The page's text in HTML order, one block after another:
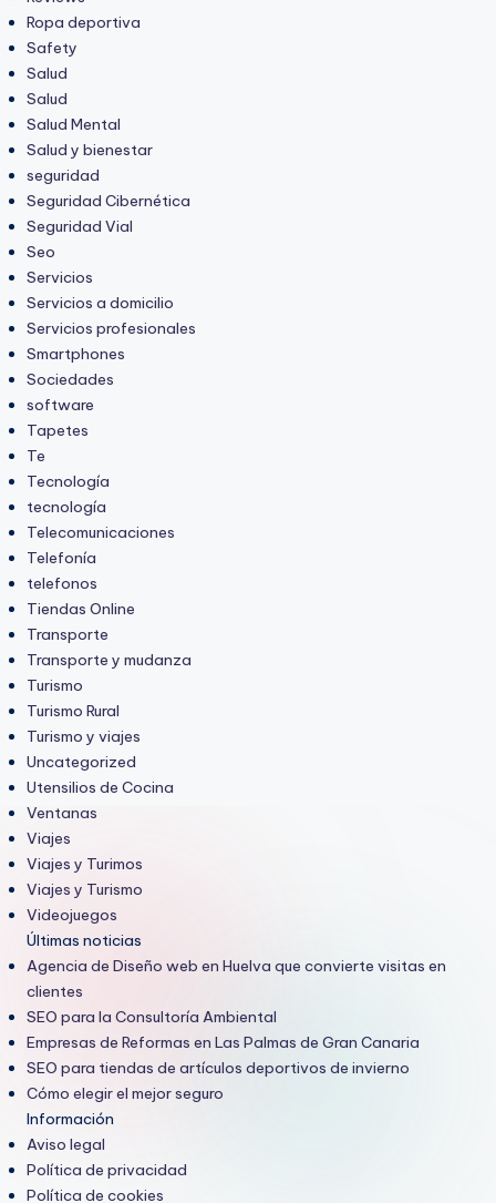
Ropa deportiva
Safety
Salud
Salud
Salud Mental
Salud y bienestar
seguridad
Seguridad Cibernética
Seguridad Vial
Seo
Servicios
Servicios a domicilio
Servicios profesionales
Smartphones
Sociedades
software
Tapetes
Te
Tecnología
tecnología
Telecomunicaciones
Telefonía
telefonos
Tiendas Online
Transporte
Transporte y mudanza
Turismo
Turismo Rural
Turismo y viajes
Uncategorized
Utensilios de Cocina
Ventanas
Viajes
Viajes y Turimos
Viajes y Turismo
Videojuegos
Últimas noticias
Agencia de Diseño web en Huelva que convierte visitas en
clientes
SEO para la Consultoría Ambiental
Empresas de Reformas en Las Palmas de Gran Canaria
SEO para tiendas de artículos deportivos de invierno
Cómo elegir el mejor seguro
Información
Aviso legal
Política de privacidad
Política de cookies